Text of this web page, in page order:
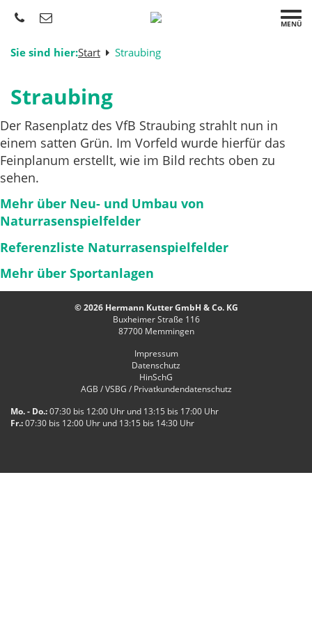
MENÜ
Sie sind hier:Start Straubing
Straubing
Der Rasenplatz des VfB Straubing strahlt nun in
einem satten Grün. Im Vorfeld wurde hierfür das
Feinplanum erstellt, wie im Bild rechts oben zu
sehen.
Mehr über Neu- und Umbau von
Naturrasenspielfelder
Referenzliste Naturrasenspielfelder
Mehr über Sportanlagen
© 2026 Hermann Kutter GmbH & Co. KG
Buxheimer Straße 116
87700Memmingen
Impressum
Datenschutz
HinSchG
AGB / VSBG / Privatkundendatenschutz
Mo. - Do.:07:30 bis 12:00 Uhr und 13:15 bis 17:00 Uhr
Fr.:07:30 bis 12:00 Uhr und 13:15 bis 14:30 Uhr